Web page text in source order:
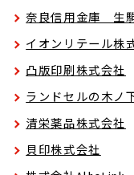
奈良信用金庫 生
イオンリテール株
凸版印刷株式会社
ランドセルの木ノ
清栄薬品株式会社
貝印株式会社